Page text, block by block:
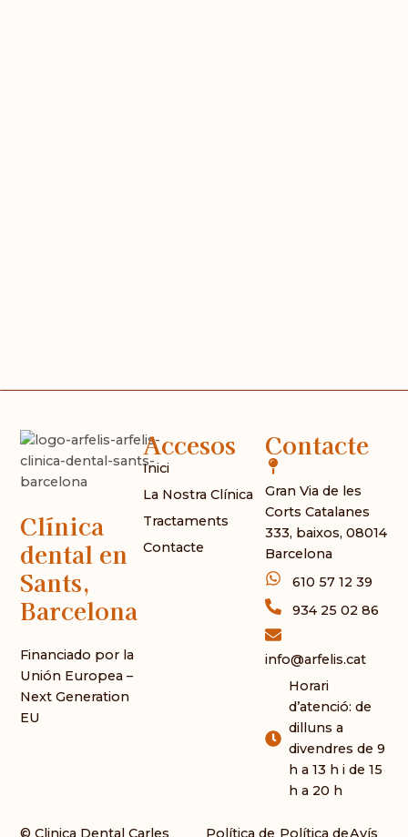
Clínica
dental en
Sants,
Barcelona
Financiado por la
Unión Europea –
Next Generation
EU
Accesos
Inici
La Nostra Clínica
Tractaments
Contacte
Contacte
Gran Via de les
Corts Catalanes
333, baixos, 08014
Barcelona
610 57 12 39
934 25 02 86
info@arfelis.cat
Horari
d’atenció: de
dilluns a
divendres de 9
h a 13 h i de 15
h a 20 h
© Clinica Dental Carles Política de Política deAvís